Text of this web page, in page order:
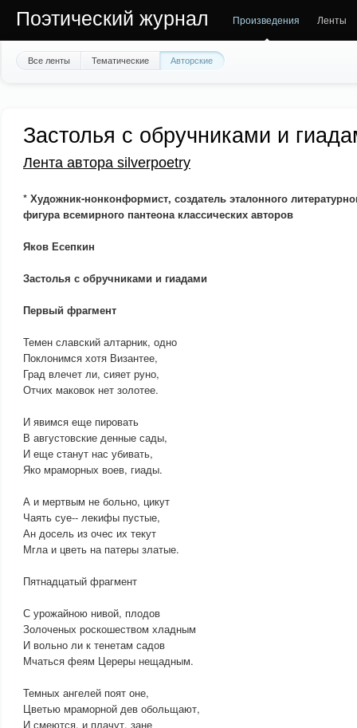
Поэтический журнал Произведения Ленты
Все ленты Тематические Авторские
Застолья с обручниками и
Лента автора silverpoetry
* Художник-нонконформист, создатель эталонного
фигура всемирного пантеона классических авторов
Яков Есепкин
Застолья с обручниками и гиадами
Первый фрагмент
Темен славский алтарник, одно
Поклонимся хотя Византее,
Град влечет ли, сияет руно,
Отчих маковок нет золотее.
И явимся еще пировать
В августовские денные сады,
И еще станут нас убивать,
Яко мраморных воев, гиады.
А и мертвым не больно, цикут
Чаять суе-- лекифы пустые,
Ан досель из очес их текут
Мгла и цветь на патеры златые.
Пятнадцатый фрагмент
С урожайною нивой, плодов
Золоченых роскошеством хладным
И вольно ли к тенетам садов
Мчаться феям Цереры нещадным.
Темных ангелей поят оне,
Цветью мраморной дев обольщают,
И смеются, и плачут, зане